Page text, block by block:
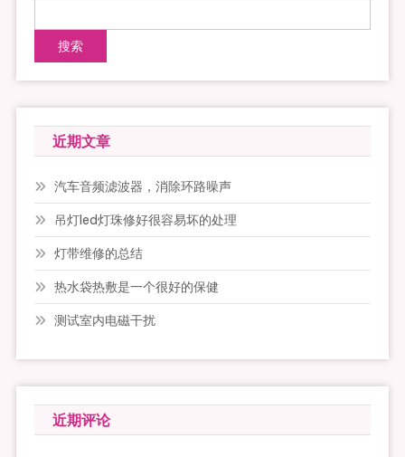
搜索
近期文章
汽车音频滤波器，消除环路噪声
吊灯led灯珠修好很容易坏的处理
灯带维修的总结
热水袋热敷是一个很好的保健
测试室内电磁干扰
近期评论